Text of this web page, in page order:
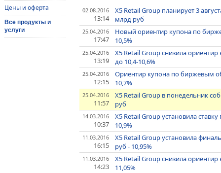
Цены и оферта
Все продукты и
услуги
02.08.2016
13:14
X5 Retail Group планирует 3
млрд руб
25.04.2016
17:47
Новый ориентир купона по
10,5%
25.04.2016
13:19
X5 Retail Group снизила
до 10,4-10,6%
25.04.2016
12:15
Ориентир купона по биржевым
10,7%
25.04.2016
11:57
X5 Retail Group в понедельник
руб
14.03.2016
10:37
X5 Retail Group установила
10,9%
11.03.2016
16:15
X5 Retail Group установила
руб - 10,95%
11.03.2016
14:23
X5 Retail Group снизила
11,05%